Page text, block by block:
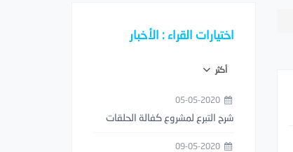
اختيارات القراء : الأخبار
أكثر
05-05-2020
شرح التبرع لمشروع كفالة الحلقات
09-05-2020